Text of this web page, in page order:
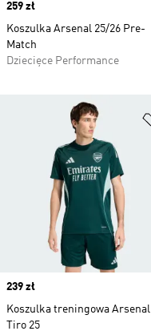
Price
259 zł
Koszulka Arsenal 25/26 Pre-
Match
Dziecięce Performance
Price
239 zł
Koszulka treningowa Arsenal
Tiro 25